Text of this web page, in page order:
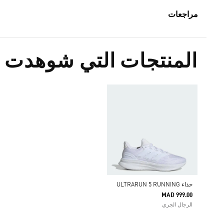
مراجعات
المنتجات التي شوهدت
حذاء ULTRARUN 5 RUNNING
MAD 999.00
الرجال الجري